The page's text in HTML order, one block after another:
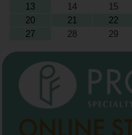
13
14 15
20
21 22
27
28 29